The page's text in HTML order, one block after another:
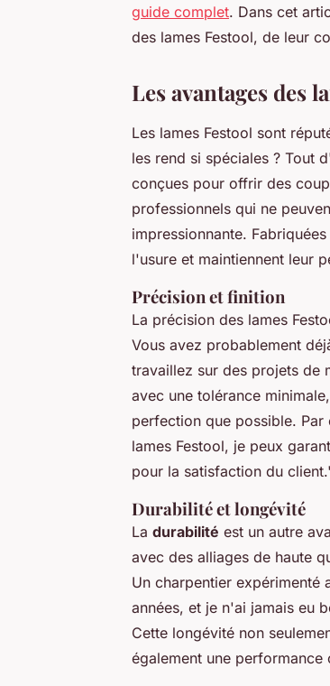
guide complet. Dans cet
des lames Festool, de leur
Les avantages des
Les lames Festool sont
les rend si spéciales ? Tout
conçues pour offrir des
professionnels qui ne
impressionnante.
l'usure et maintiennent leur
Précision et finition
La précision des lames
Vous avez probablement
travaillez sur des projets de
avec une tolérance minimale
perfection que possible.
lames Festool, je peux
pour la satisfaction du
Durabilité et longévité
La durabilité est un autre
avec des alliages de haute
Un charpentier expérimenté
années, et je n'ai jamais eu
Cette longévité non
également une